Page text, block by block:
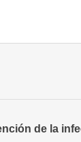
de la